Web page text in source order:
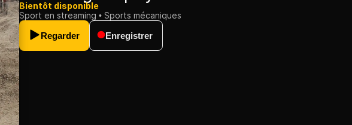
Bientôt disponible
Sport en streaming
Sports mécaniques
Regarder
Enregistrer